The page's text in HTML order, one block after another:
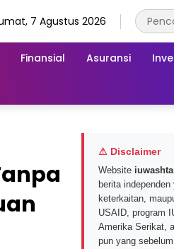
7 Agustus 2026
Finansial Asuransi
⚠ Disclaimer
Website
berita
keterkaitan,
USAID, program
Amerika Serikat,
pun yang